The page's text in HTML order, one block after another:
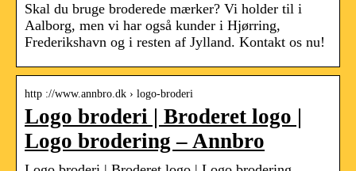
Skal du bruge broderede mærker? Vi holder til i
Aalborg, men vi har også kunder i Hjørring,
Frederikshavn og i resten af Jylland. Kontakt os nu!
http ://www.annbro.dk › logo-broderi
Logo broderi | Broderet logo |
Logo brodering – Annbro